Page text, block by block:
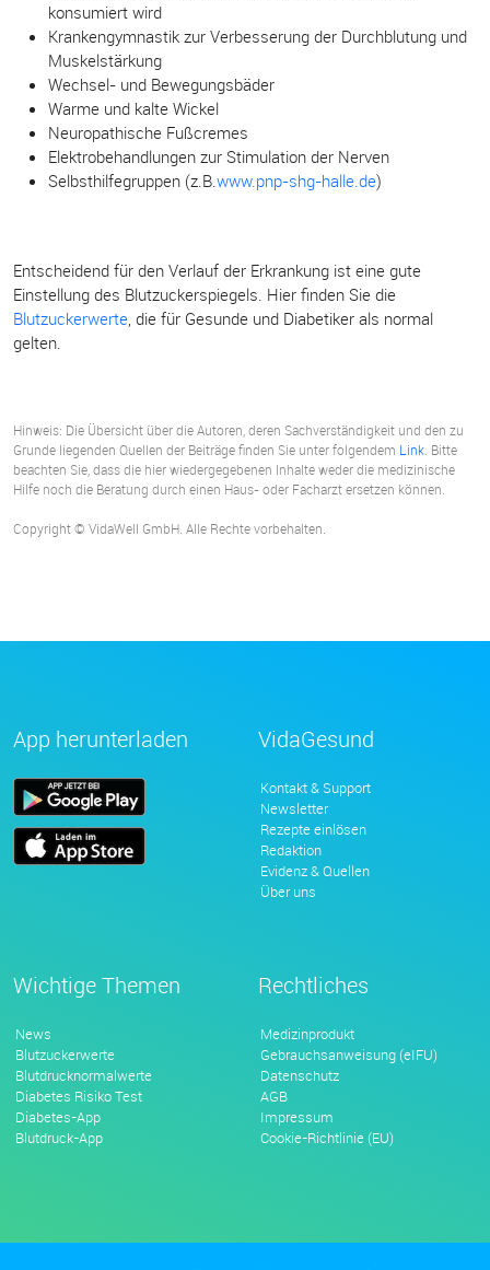
konsumiert wird
Krankengymnastik zur Verbesserung der Durchblutung und
Muskelstärkung
Wechsel- und Bewegungsbäder
Warme und kalte Wickel
Neuropathische Fußcremes
Elektrobehandlungen zur Stimulation der Nerven
Selbsthilfegruppen (z.B.www.pnp-shg-halle.de)
Entscheidend für den Verlauf der Erkrankung ist eine gute
Einstellung des Blutzuckerspiegels. Hier finden Sie die
Blutzuckerwerte, die für Gesunde und Diabetiker als normal
gelten.
Hinweis: Die Übersicht über die Autoren, deren Sachverständigkeit und den zu
Grunde liegenden Quellen der Beiträge finden Sie unter folgendem Link . Bitte
beachten Sie, dass die hier wiedergegebenen Inhalte weder die medizinische
Hilfe noch die Beratung durch einen Haus- oder Facharzt ersetzen können.
Copyright © VidaWell GmbH. Alle Rechte vorbehalten.
App herunterladen VidaGesund
Kontakt & Support
Newsletter
Rezepte einlösen
Redaktion
Evidenz & Quellen
Über uns
Wichtige Themen
News
Blutzuckerwerte
Blutdrucknormalwerte
Diabetes Risiko Test
Diabetes-App
Blutdruck-App
Rechtliches
Medizinprodukt
Gebrauchsanweisung (eIFU)
Datenschutz
AGB
Impressum
Cookie-Richtlinie (EU)